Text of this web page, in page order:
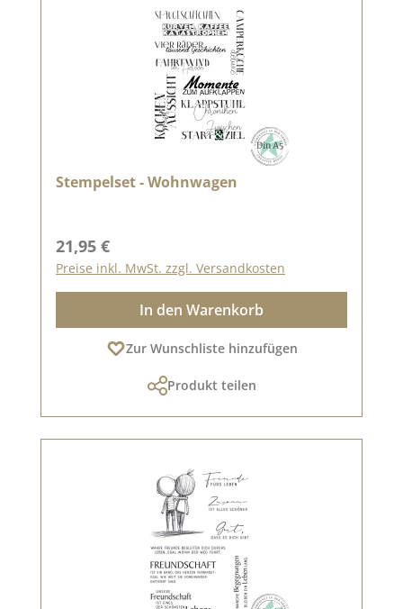
Stempelset - Wohnwagen
Regulärer Preis:
21,95 €
Preise inkl. MwSt. zzgl. Versandkosten
In den Warenkorb
Zur Wunschliste hinzufügen
Produkt teilen